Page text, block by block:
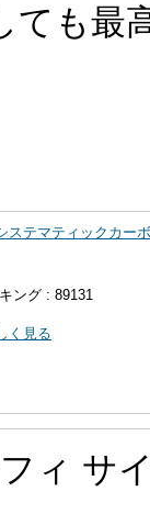
ても最
ステマティックカー
ング : 89131
く見る
ィ サ